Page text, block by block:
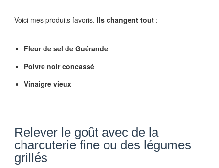
Voici mes produits favoris. Ils changent tout:
Fleur de sel de Guérande
Poivre noir concassé
Vinaigre vieux
Relever le goût avec de la
charcuterie fine ou des légumes
grillés